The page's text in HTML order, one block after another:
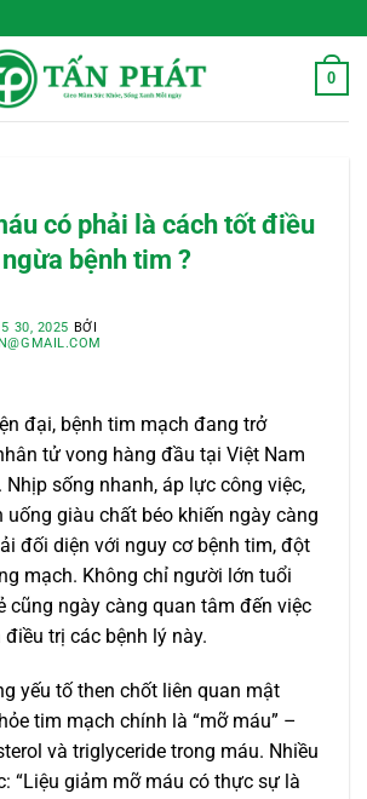
0
có phải là cách tốt điều
bệnh tim ?
30, 2025 BỞI
đại, bệnh tim mạch đang trở
tử vong hàng đầu tại Việt Nam
Nhịp sống nhanh, áp lực công việc,
uống giàu chất béo khiến ngày càng
đối diện với nguy cơ bệnh tim, đột
mạch. Không chỉ người lớn tuổi
cũng ngày càng quan tâm đến việc
trị các bệnh lý này.
yếu tố then chốt liên quan mật
tim mạch chính là “mỡ máu” –
và triglyceride trong máu. Nhiều
“Liệu giảm mỡ máu có thực sự là